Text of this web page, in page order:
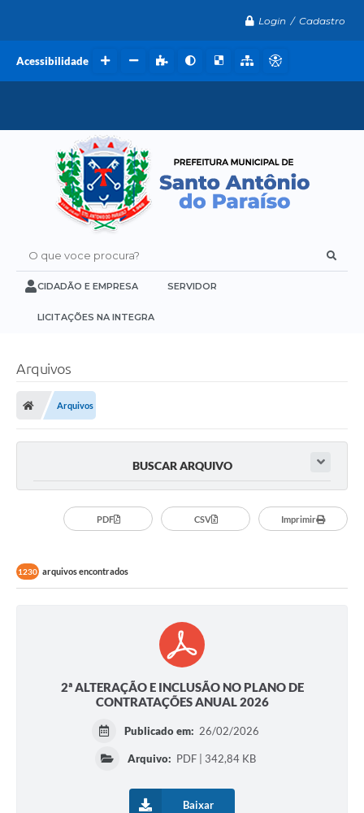
Login / Cadastro
Acessibilidade
O que voce procura?
CIDADÃO E EMPRESA SERVIDOR
LICITAÇÕES NA INTEGRA
Arquivos
Arquivos
BUSCAR ARQUIVO
PDF CSV Imprimir
1230 arquivos encontrados
2ª ALTERAÇÃO E INCLUSÃO NO PLANO DE
CONTRATAÇÕES ANUAL 2026
Publicado em: 26/02/2026
Arquivo: PDF | 342,84 KB
Baixar